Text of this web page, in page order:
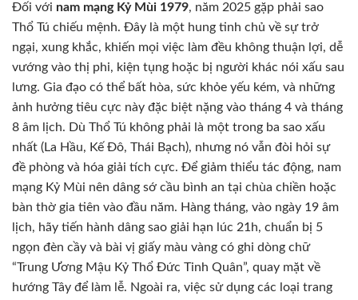
Đối với nam mạng Kỷ Mùi 1979, năm 2025 gặp phải sao
Thổ Tú chiếu mệnh. Đây là một hung tinh chủ về sự trở
ngại, xung khắc, khiến mọi việc làm đều không thuận lợi, dễ
vướng vào thị phi, kiện tụng hoặc bị người khác nói xấu sau
lưng. Gia đạo có thể bất hòa, sức khỏe yếu kém, và những
ảnh hưởng tiêu cực này đặc biệt nặng vào tháng 4 và tháng
8 âm lịch. Dù Thổ Tú không phải là một trong ba sao xấu
nhất (La Hầu, Kế Đô, Thái Bạch), nhưng nó vẫn đòi hỏi sự
đề phòng và hóa giải tích cực. Để giảm thiểu tác động, nam
mạng Kỷ Mùi nên dâng sớ cầu bình an tại chùa chiền hoặc
bàn thờ gia tiên vào đầu năm. Hàng tháng, vào ngày 19 âm
lịch, hãy tiến hành dâng sao giải hạn lúc 21h, chuẩn bị 5
ngọn đèn cầy và bài vị giấy màu vàng có ghi dòng chữ
“Trung Ương Mậu Kỷ Thổ Đức Tinh Quân”, quay mặt về
hướng Tây để làm lễ. Ngoài ra, việc sử dụng các loại trang